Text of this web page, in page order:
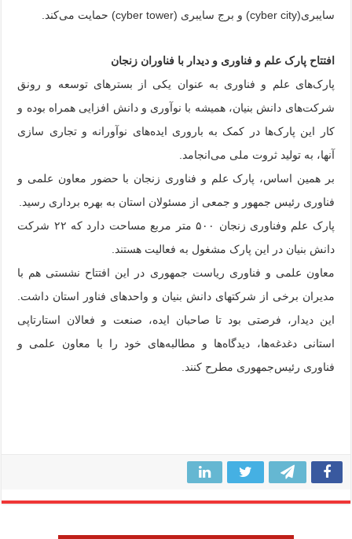
سایبری(cyber city) و برج سایبری (cyber tower) حمایت می‌کند.
افتتاح پارک علم و فناوری و دیدار با فناوران زنجان
پارک‌های علم و فناوری به عنوان یکی از بسترهای توسعه و رونق
شرکت‌های دانش بنیان، همیشه با نوآوری و دانش افزایی همراه بوده و
کار این پارک‌ها در کمک به باروری ایده‌های نوآورانه و تجاری سازی
آنها، به تولید ثروت ملی می‌انجامد.
بر همین اساس، پارک علم و فناوری زنجان با حضور معاون علمی و
فناوری رئیس جمهور و جمعی از مسئولان استان به بهره برداری رسید.
پارک علم وفناوری زنجان ۵۰۰ متر مربع مساحت دارد که ۲۲ شرکت
دانش بنیان در این پارک مشغول به فعالیت هستند.
معاون علمی و فناوری ریاست جمهوری در این افتتاح نشستی هم با
مدیران برخی از شرکتهای دانش بنیان و واحدهای فناور استان داشت.
این دیدار، فرصتی بود تا صاحبان ایده، صنعت و فعالان استارتاپی
استانی دغدغه‌ها، دیدگاه‌ها و مطالبه‌های خود را با معاون علمی و
فناوری رئیس‌جمهوری مطرح کنند.